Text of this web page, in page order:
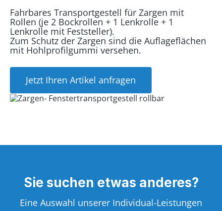
Fahrbares Transportgestell für Zargen mit
Rollen (je 2 Bockrollen + 1 Lenkrolle + 1
Lenkrolle mit Feststeller).
Zum Schutz der Zargen sind die Auflageflächen
mit Hohlprofilgummi versehen.
Jetzt Ihren Artikel anfragen
Sie suchen etwas anderes?
Eine Auswahl unserer Individual-Leistungen